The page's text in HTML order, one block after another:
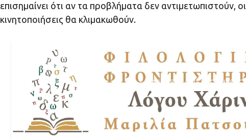
επισημαίνει ότι αν τα προβλήματα δεν αντιμετωπιστούν, οι
κινητοποιήσεις θα κλιμακωθούν.